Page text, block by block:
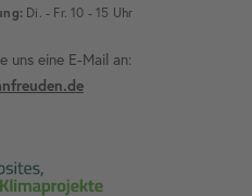
Di. - Fr. 10 - 15 Uhr
uns eine E-Mail an: